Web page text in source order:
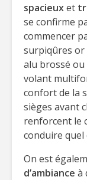
spacieuxet
se confirme
commencer
surpiqûres or
alu brossé ou
volant
confort de la
sièges avant
renforcent le
conduire
On est
d’ambiance à